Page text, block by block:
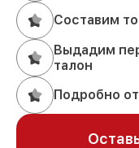
Составим
Выдадим
талон
Подробно